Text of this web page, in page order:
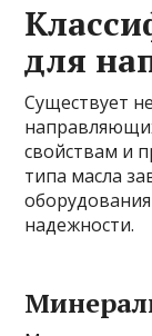
для
Существует
свойствам и
типа масла
надежности.